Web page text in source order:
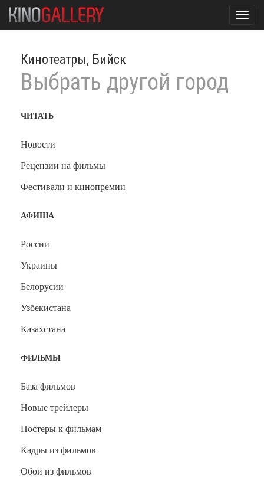
Кинотеатры, Бийск
Выбрать другой город
ЧИТАТЬ
Новости
Рецензии на фильмы
Фестивали и кинопремии
АФИША
России
Украины
Белорусии
Узбекистана
Казахстана
ФИЛЬМЫ
База фильмов
Новые трейлеры
Постеры к фильмам
Кадры из фильмов
Обои из фильмов